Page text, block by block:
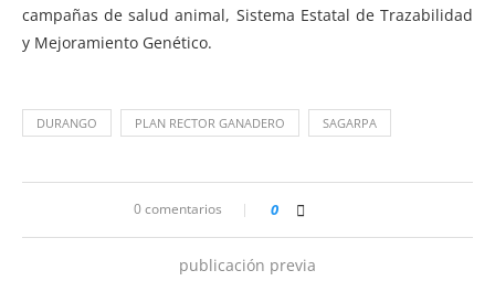
campañas de salud animal, Sistema Estatal de Trazabilidad
y Mejoramiento Genético.
DURANGO PLAN RECTOR GANADERO SAGARPA
0 comentarios 0
publicación previa